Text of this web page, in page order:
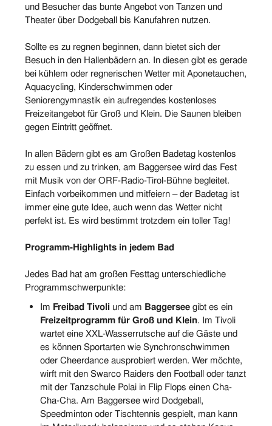
und Besucher das bunte Angebot von Tanzen und
Theater über Dodgeball bis Kanufahren nutzen.
Sollte es zu regnen beginnen, dann bietet sich der
Besuch in den Hallenbädern an. In diesen gibt es gerade
bei kühlem oder regnerischen Wetter mit Aponetauchen,
Aquacycling, Kinderschwimmen oder
Seniorengymnastik ein aufregendes kostenloses
Freizeitangebot für Groß und Klein. Die Saunen bleiben
gegen Eintritt geöffnet.
In allen Bädern gibt es am Großen Badetag kostenlos
zu essen und zu trinken, am Baggersee wird das Fest
mit Musik von der ORF-Radio-Tirol-Bühne begleitet.
Einfach vorbeikommen und mitfeiern – der Badetag ist
immer eine gute Idee, auch wenn das Wetter nicht
perfekt ist. Es wird bestimmt trotzdem ein toller Tag!
Programm-Highlights in jedem Bad
Jedes Bad hat am großen Festtag unterschiedliche
Programmschwerpunkte:
Im Freibad Tivoli und am Baggersee gibt es ein
Freizeitprogramm für Groß und Klein. Im Tivoli
wartet eine XXL-Wasserrutsche auf die Gäste und
es können Sportarten wie Synchronschwimmen
oder Cheerdance ausprobiert werden. Wer möchte,
wirft mit den Swarco Raiders den Football oder tanzt
mit der Tanzschule Polai in Flip Flops einen Cha-
Cha-Cha. Am Baggersee wird Dodgeball,
Speedminton oder Tischtennis gespielt, man kann